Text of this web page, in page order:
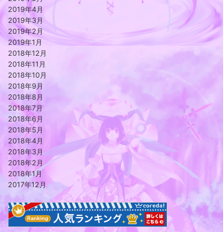
2019年4月
2019年3月
2019年2月
2019年1月
2018年12月
2018年11月
2018年10月
2018年9月
2018年8月
2018年7月
2018年6月
2018年5月
2018年4月
2018年3月
2018年2月
2018年1月
2017年12月